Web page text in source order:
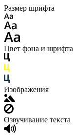
Размер шрифта
Цвет фона и шрифта
Изображения
Озвучивание текста